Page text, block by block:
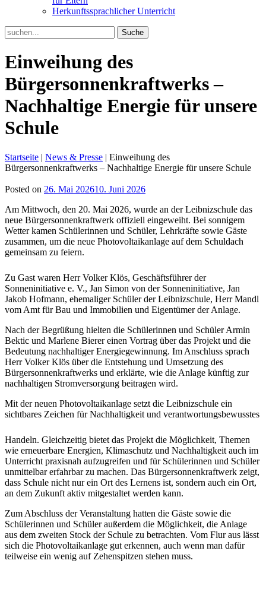
Herkunftssprachlicher Unterricht
Search
for:
Einweihung des
Bürgersonnenkraftwerks –
Nachhaltige Energie für unsere
Schule
Startseite | News & Presse | Einweihung des
Bürgersonnenkraftwerks – Nachhaltige Energie für unsere Schule
Posted on 26. Mai 202610. Juni 2026
Am Mittwoch, den 20. Mai 2026, wurde an der Leibnizschule das
neue Bürgersonnenkraftwerk offiziell eingeweiht. Bei sonnigem
Wetter kamen Schülerinnen und Schüler, Lehrkräfte sowie Gäste
zusammen, um die neue Photovoltaikanlage auf dem Schuldach
gemeinsam zu feiern.
Zu Gast waren Herr Volker Klös, Geschäftsführer der
Sonneninitiative e. V., Jan Simon von der Sonneninitiative, Jan
Jakob Hofmann, ehemaliger Schüler der Leibnizschule, Herr Mandl
vom Amt für Bau und Immobilien und Eigentümer der Anlage.
Nach der Begrüßung hielten die Schülerinnen und Schüler Armin
Bektic und Marlene Bierer einen Vortrag über das Projekt und die
Bedeutung nachhaltiger Energiegewinnung. Im Anschluss sprach
Herr Volker Klös über die Entstehung und Umsetzung des
Bürgersonnenkraftwerks und erklärte, wie die Anlage künftig zur
nachhaltigen Stromversorgung beitragen wird.
Mit der neuen Photovoltaikanlage setzt die Leibnizschule ein
sichtbares Zeichen für Nachhaltigkeit und verantwortungsbewusstes
Handeln. Gleichzeitig bietet das Projekt die Möglichkeit, Themen
wie erneuerbare Energien, Klimaschutz und Nachhaltigkeit auch im
Unterricht praxisnah aufzugreifen und für Schülerinnen und Schüler
unmittelbar erfahrbar zu machen. Das Bürgersonnenkraftwerk zeigt,
dass Schule nicht nur ein Ort des Lernens ist, sondern auch ein Ort,
an dem Zukunft aktiv mitgestaltet werden kann.
Zum Abschluss der Veranstaltung hatten die Gäste sowie die
Schülerinnen und Schüler außerdem die Möglichkeit, die Anlage
aus dem zweiten Stock der Schule zu betrachten. Vom Flur aus lässt
sich die Photovoltaikanlage gut erkennen, auch wenn man dafür
teilweise ein wenig auf Zehenspitzen stehen muss.